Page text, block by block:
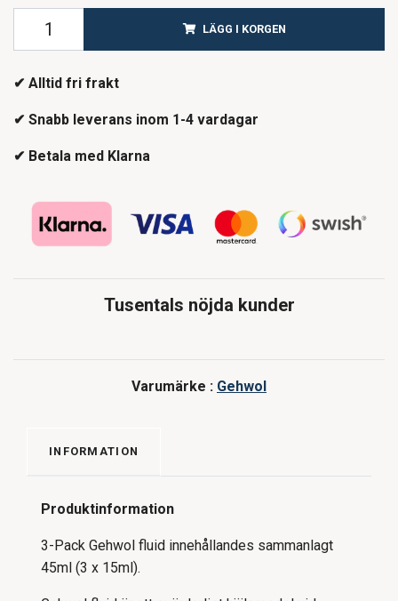
LÄGG I KORGEN
✔ Alltid fri frakt
✔ Snabb leverans inom 1-4 vardagar
✔ Betala med Klarna
Tusentals nöjda kunder
Varumärke : Gehwol
INFORMATION
Produktinformation
3-Pack Gehwol fluid innehållandes sammanlagt
45ml (3 x 15ml).